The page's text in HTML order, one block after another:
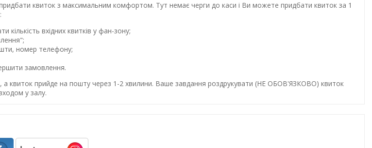
квиток з максимальним комфортом. Тут немає черги до каси і Ви можете придбати квиток за 1
кількість вхідних квитків у фан-зону;
номер телефону;
замовлення.
а квиток прийде на пошту через 1-2 хвилини. Ваше завдання роздрукувати (НЕ ОБОВ'ЯЗКОВО) квиток
у залу.